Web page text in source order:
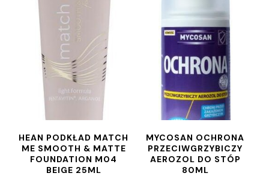
HEAN PODKŁAD MATCH
ME SMOOTH & MATTE
FOUNDATION M04
BEIGE 25ML
MYCOSAN OCHRONA
PRZECIWGRZYBICZY
AEROZOL DO STÓP
80ML